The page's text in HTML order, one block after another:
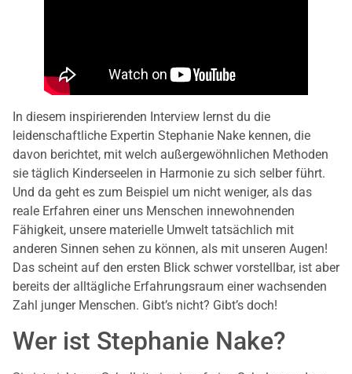
In diesem inspirierenden Interview lernst du die
leidenschaftliche Expertin Stephanie Nake kennen, die
davon berichtet, mit welch außergewöhnlichen Methoden
sie täglich Kinderseelen in Harmonie zu sich selber führt.
Und da geht es zum Beispiel um nicht weniger, als das
reale Erfahren einer uns Menschen innewohnenden
Fähigkeit, unsere materielle Umwelt tatsächlich mit
anderen Sinnen sehen zu können, als mit unseren Augen!
Das scheint auf den ersten Blick schwer vorstellbar, ist aber
bereits der alltägliche Erfahrungsraum einer wachsenden
Zahl junger Menschen. Gibt’s nicht? Gibt’s doch!
Wer ist Stephanie Nake?